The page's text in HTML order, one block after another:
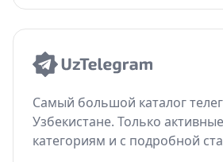
Самый большой каталог
Узбекистане. Только
категориям и с подробной